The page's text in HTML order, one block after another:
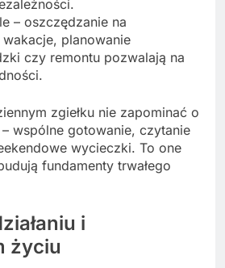
– oszczędzanie na
planowanie
czy remontu pozwalają na
zgiełku nie zapominać o
– wspólne gotowanie, czytanie
wycieczki. To one
fundamenty trwałego
i
życiu